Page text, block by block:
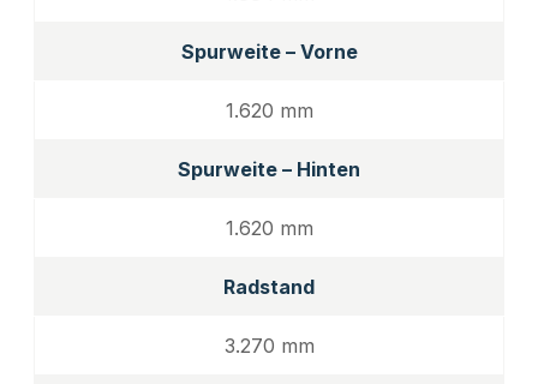
Spurweite – Vorne
1.620 mm
Spurweite – Hinten
1.620 mm
Radstand
3.270 mm